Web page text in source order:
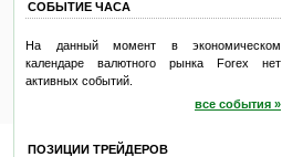
СОБЫТИЕ ЧАСА
На данный момент в экономическом
календаре валютного рынка Forex нет
активных событий.
все события »
ПОЗИЦИИ ТРЕЙДЕРОВ